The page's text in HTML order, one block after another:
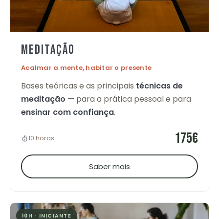
MEDITAÇÃO
Acalmar a mente, habitar o presente
Bases teóricas e as principais técnicas de
meditação — para a prática pessoal e para
ensinar com confiança.
10 horas 175€
Saber mais
10H · INICIANTE